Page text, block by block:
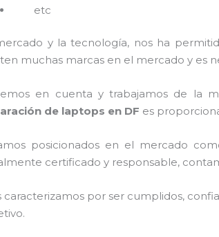
etc
y la tecnología, nos ha
muchas marcas en el mercado y es
en cuenta y trabajamos de la
de laptops en DF es
posicionados en el mercado
certificado y responsable,
caracterizamos por ser cumplidos,